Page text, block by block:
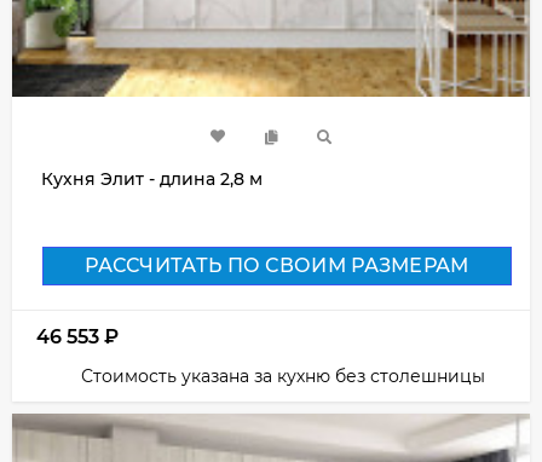
Кухня Элит - длина 2,8 м
РАССЧИТАТЬ ПО СВОИМ РАЗМЕРАМ
46 553 ₽
Стоимость указана за кухню без столешницы